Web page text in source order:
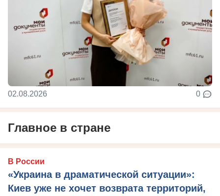
02.08.2026 0
Главное в стране
В России
«Украина в драматической ситуации»:
Киев уже не хочет возврата территорий,